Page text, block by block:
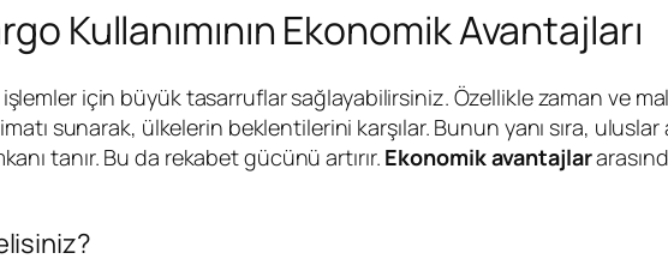
Kullanımının Ekonomik Avantajları
için büyük tasarruflar sağlayabilirsiniz. Özellikle zaman ve
sunarak, ülkelerin beklentilerini karşılar. Bunun yanı sıra,
tanır. Bu da rekabet gücünü artırır. Ekonomik avantajlar